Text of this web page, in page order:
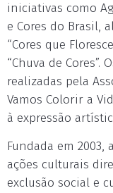
iniciativas como
e Cores do Brasil,
“Cores que
“Chuva de
realizadas pela
Vamos Colorir a
à expressão
Fundada em
ações culturais
exclusão social e